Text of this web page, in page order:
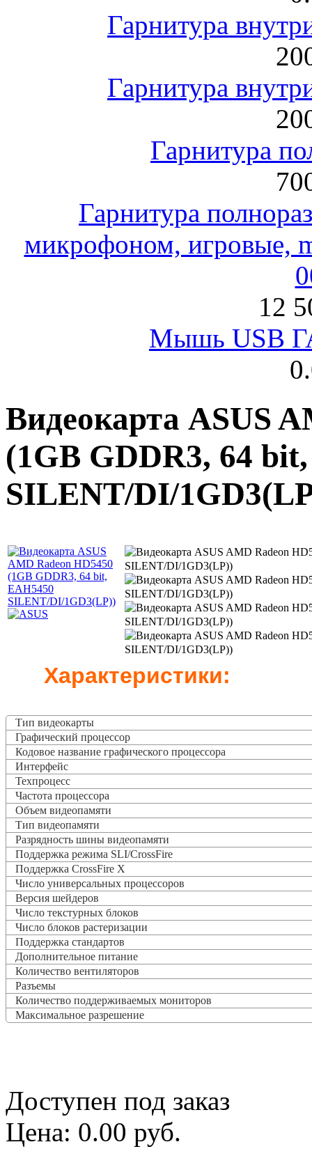
Гарнитура
Гарнитура
Гарнитура
Гарнитура
микрофоном, игровые,
12
Мышь USB
Видеокарта ASUS
(1GB GDDR3, 64
SILENT/DI/
Характеристики:
Тип видеокарты
Графический процессор
Кодовое название графического процессора
Интерфейс
Техпроцесс
Частота процессора
Объем видеопамяти
Тип видеопамяти
Разрядность шины видеопамяти
Поддержка режима SLI/CrossFire
Поддержка CrossFire X
Число универсальных процессоров
Версия шейдеров
Число текстурных блоков
Число блоков растеризации
Поддержка стандартов
Дополнительное питание
Количество вентиляторов
Разъемы
Количество поддерживаемых мониторов
Максимальное разрешение
Доступен под заказ
Цена: 0.00 руб.